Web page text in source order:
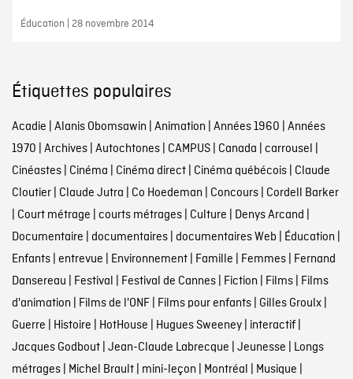
Éducation | 28 novembre 2014
Étiquettes populaires
Acadie | Alanis Obomsawin | Animation | Années 1960 | Années
1970 | Archives| Autochtones| CAMPUS| Canada | carrousel |
Cinéastes| Cinéma | Cinéma direct| Cinéma québécois| Claude
Cloutier| Claude Jutra | Co Hoedeman | Concours| Cordell Barker
| Court métrage | courts métrages| Culture | Denys Arcand |
Documentaire | documentaires| documentaires Web | Éducation |
Enfants| entrevue | Environnement| Famille | Femmes| Fernand
Dansereau | Festival | Festival de Cannes| Fiction | Films| Films
d'animation | Films de l'ONF| Films pour enfants| Gilles Groulx|
Guerre | Histoire | HotHouse | Hugues Sweeney| interactif|
Jacques Godbout| Jean-Claude Labrecque | Jeunesse | Longs
métrages| Michel Brault| mini-leçon | Montréal | Musique |